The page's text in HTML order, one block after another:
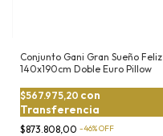
Conjunto Gani Gran Sueño Feliz
140x190cm Doble Euro Pillow
$873.808,00 -46%OFF
$567.975,20 con
Transferencia